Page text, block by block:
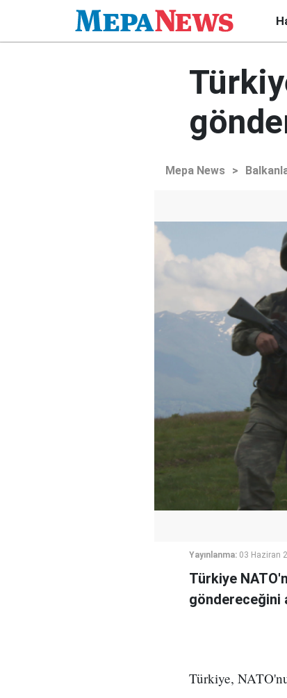
Mepa News >
Yayınlanma: 03 Haziran
Türkiye
göndereceğini
Türkiye,